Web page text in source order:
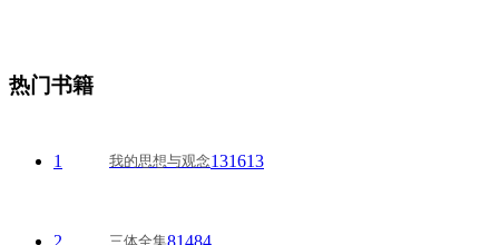
热门书籍
1 我的思想与观念131613
2 三体全集81484